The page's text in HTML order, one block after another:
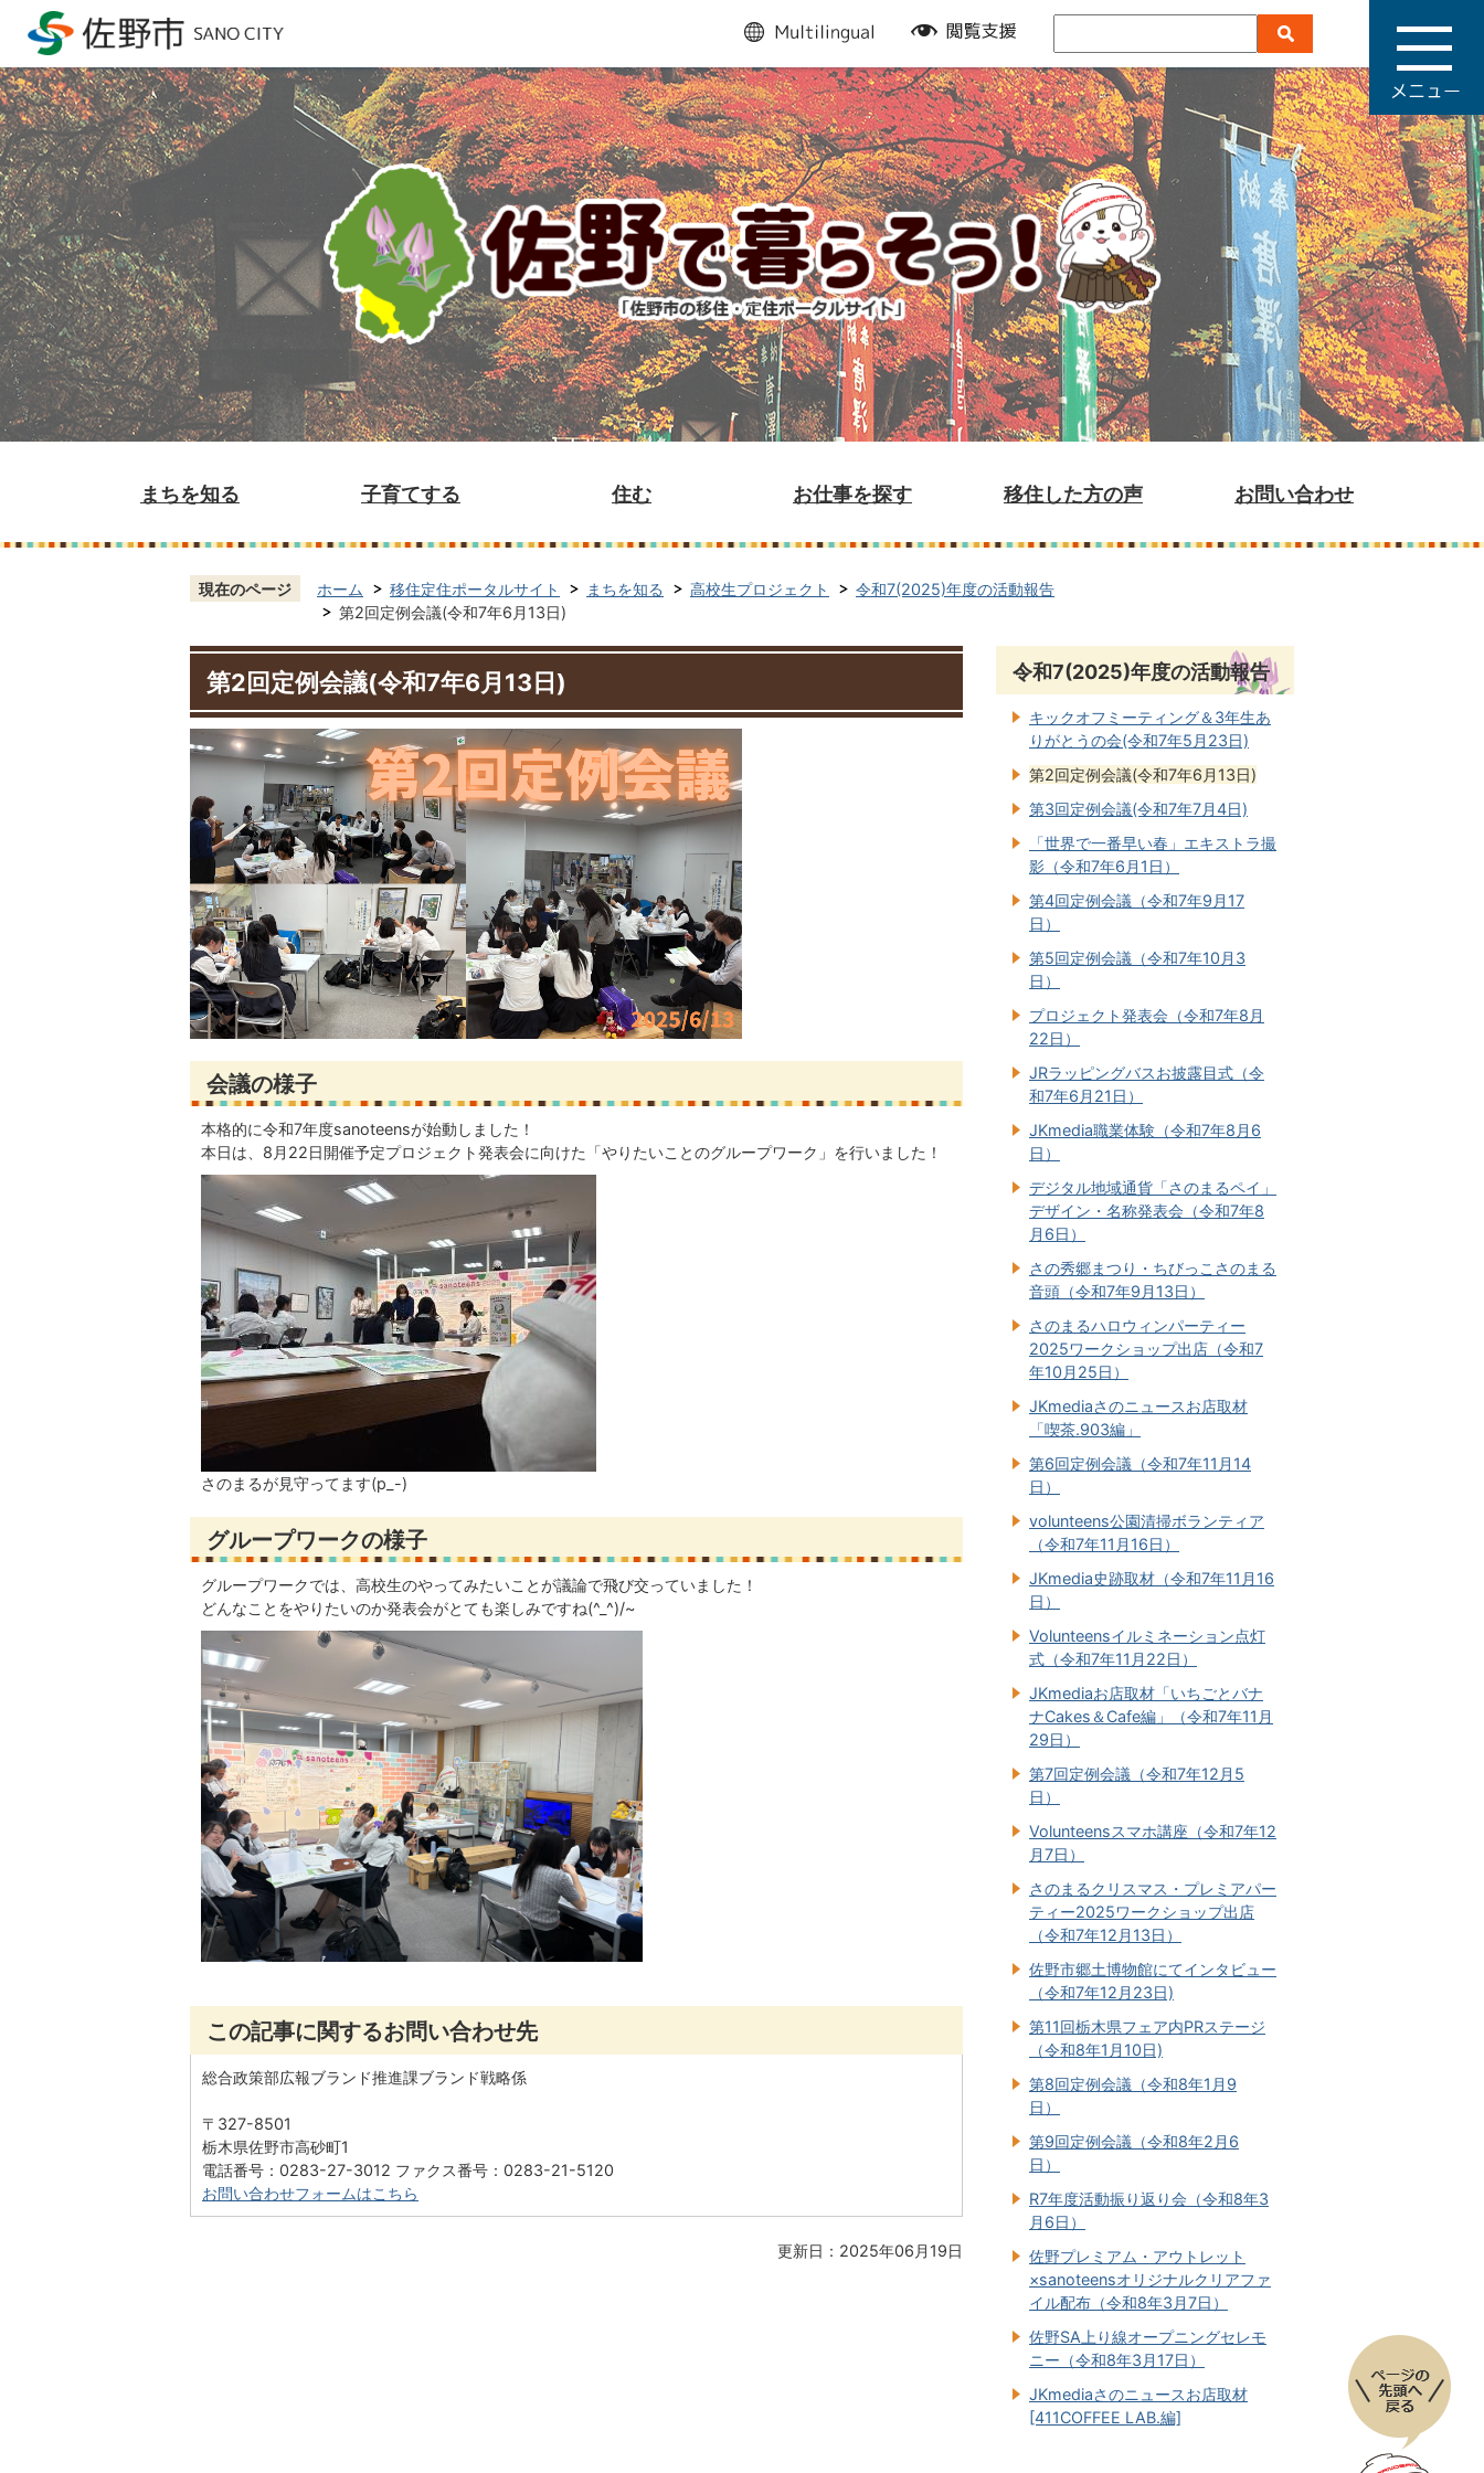
multilingual
閲
支
援
まちを知る 子育てする 住む お仕事を探す 移住した方の声 お問い合わせ
現在のページ ホーム 移住定住ポータルサイト まちを知る 高校生プロジェクト
令和7(2025)年度の活動報告
第2回定例会議(令和7年6月13日)
第2回定例会議(令和7年6月13日)
会議の様子
本格的に令和7年度sanoteensが始動しました！
本日は、8月22日開催予定プロジェクト発表会に向けた「やりたいことのグループワーク」を行いました！
さのまるが見守ってます(p_-)
グループワークの様子
グループワークでは、高校生のやってみたいことが議論で飛び交っていました！
どんなことをやりたいのか発表会がとても楽しみですね(^_^)/~
この記事に関するお問い合わせ先
総合政策部広報ブランド推進課ブランド戦略係
〒327-8501
栃木県佐野市高砂町1
電話番号：0283-27-3012 ファクス番号：0283-21-5120
お問い合わせフォームはこちら
更新日：2025年06月19日
令和7(2025)年度の活動報告
キックオフミーティング＆3年生あ
りがとうの会(令和7年5月23日)
第2回定例会議(令和7年6月13日)
第3回定例会議(令和7年7月4日)
「世界で一番早い春」エキストラ撮
影（令和7年6月1日）
第4回定例会議（令和7年9月17
日）
第5回定例会議（令和7年10月3
日）
プロジェクト発表会（令和7年8月
22日）
JRラッピングバスお披露目式（令
和7年6月21日）
JKmedia職業体験（令和7年8月6
日）
デジタル地域通貨「さのまるペイ」
デザイン・名称発表会（令和7年8
月6日）
さの秀郷まつり・ちびっこさのまる
音頭（令和7年9月13日）
さのまるハロウィンパーティー
2025ワークショップ出店（令和7
年10月25日）
JKmediaさのニュースお店取材
「喫茶.903編」
第6回定例会議（令和7年11月14
日）
volunteens公園清掃ボランティア
（令和7年11月16日）
JKmedia史跡取材（令和7年11月16
日）
Volunteensイルミネーション点灯
式（令和7年11月22日）
JKmediaお店取材「いちごとバナ
ナCakes＆Cafe編」（令和7年11月
29日）
第7回定例会議（令和7年12月5
日）
Volunteensスマホ講座（令和7年12
月7日）
さのまるクリスマス・プレミアパー
ティー2025ワークショップ出店
（令和7年12月13日）
佐野市郷土博物館にてインタビュー
（令和7年12月23日)
第11回栃木県フェア内PRステージ
（令和8年1月10日)
第8回定例会議（令和8年1月9
日）
第9回定例会議（令和8年2月6
日）
R7年度活動振り返り会（令和8年3
月6日）
佐野プレミアム・アウトレット
×sanoteensオリジナルクリアファ
イル配布（令和8年3月7日）
佐野SA上り線オープニングセレモ
ニー（令和8年3月17日）
JKmediaさのニュースお店取材
[411COFFEE LAB.編]